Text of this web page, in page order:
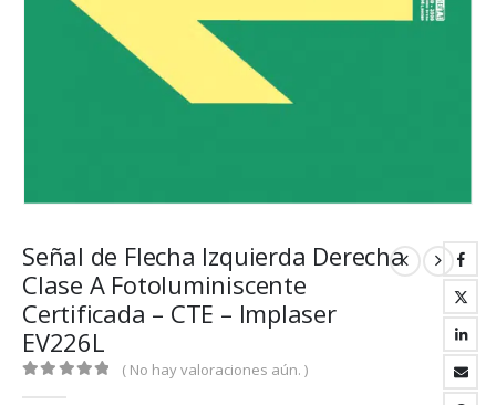
Señal de Flecha Izquierda Derecha
Clase A Fotoluminiscente
Certificada – CTE – Implaser
EV226L
( No hay valoraciones aún. )